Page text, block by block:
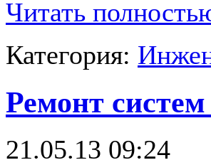
Читать
Категория:
Ремонт
21.05.13 09:24